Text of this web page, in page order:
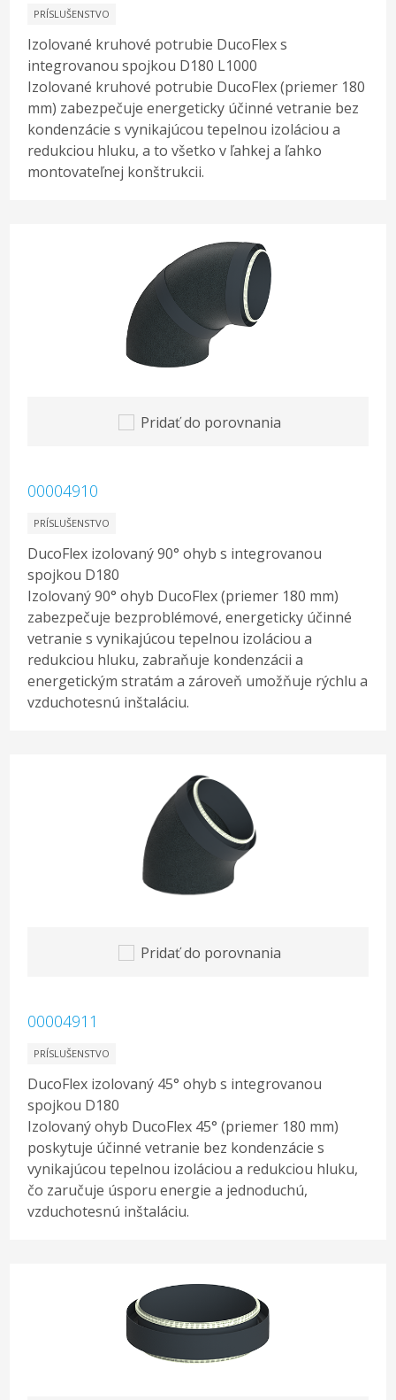
PRÍSLUŠENSTVO
Izolované kruhové potrubie DucoFlex s
integrovanou spojkou D180 L1000
Izolované kruhové potrubie DucoFlex (priemer 180
mm) zabezpečuje energeticky účinné vetranie bez
kondenzácie s vynikajúcou tepelnou izoláciou a
redukciou hluku, a to všetko v ľahkej a ľahko
montovateľnej konštrukcii.
Pridať do porovnania
00004910
PRÍSLUŠENSTVO
DucoFlex izolovaný 90° ohyb s integrovanou
spojkou D180
Izolovaný 90° ohyb DucoFlex (priemer 180 mm)
zabezpečuje bezproblémové, energeticky účinné
vetranie s vynikajúcou tepelnou izoláciou a
redukciou hluku, zabraňuje kondenzácii a
energetickým stratám a zároveň umožňuje rýchlu a
vzduchotesnú inštaláciu.
Pridať do porovnania
00004911
PRÍSLUŠENSTVO
DucoFlex izolovaný 45° ohyb s integrovanou
spojkou D180
Izolovaný ohyb DucoFlex 45° (priemer 180 mm)
poskytuje účinné vetranie bez kondenzácie s
vynikajúcou tepelnou izoláciou a redukciou hluku,
čo zaručuje úsporu energie a jednoduchú,
vzduchotesnú inštaláciu.